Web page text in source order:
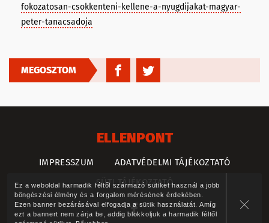
Ez a weboldal harmadik féltől származó sütiket használ a jobb
böngészési élmény és a forgalom mérésének érdekében.
Ezen banner bezárásával elfogadja a sütik használatát. Amíg
ezt a bannert nem zárja be, addig blokkoljuk a harmadik féltől
fokozatosan-csokkenteni-kellene-a-nyugdijakat-magyar-
peter-tanacsadoja
MEGOSZTOM
ELLENPONT
IMPRESSZUM
ADATVÉDELMI TÁJÉKOZTATÓ
SÜTI TÁJÉKOZTATÓ